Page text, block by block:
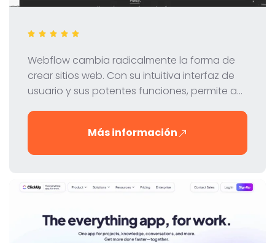
Webflow cambia radicalmente la forma de
crear sitios web. Con su intuitiva interfaz de
usuario y sus potentes funciones, permite a
codificar. En esta reseña, analizamos en
detalle las funciones, los precios y las
Más información